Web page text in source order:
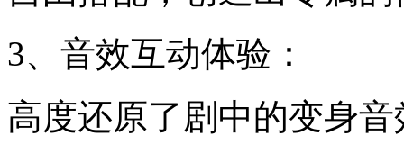
3、音效互动体验：
高度还原了剧中的变身